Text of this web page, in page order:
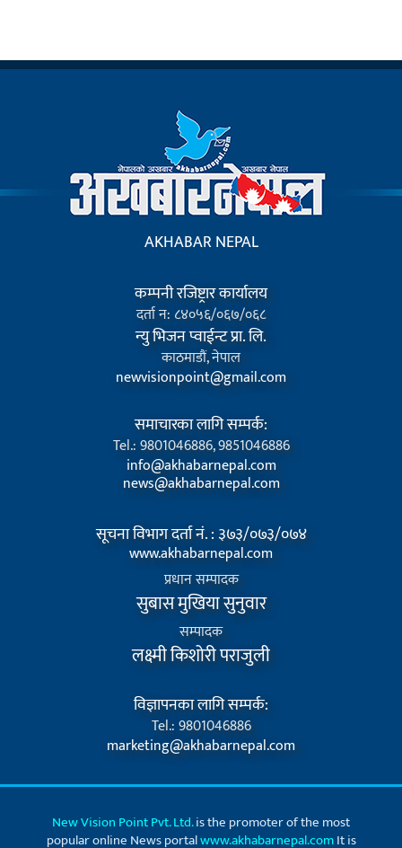
AKHABAR NEPAL
कम्पनी रजिष्ट्रार कार्यालय
दर्ता न: ८४०५६/०६७/०६८
न्यु भिजन प्वाईन्ट प्रा. लि.
काठमाडौं, नेपाल
newvisionpoint@gmail.com
समाचारका लागि सम्पर्क:
Tel.: 9801046886, 9851046886
info@akhabarnepal.com
news@akhabarnepal.com
सूचना विभाग दर्ता नं. : ३७३/०७३/०७४
www.akhabarnepal.com
प्रधान सम्पादक
सुबास मुखिया सुनुवार
सम्पादक
लक्ष्मी किशोरी पराजुली
विज्ञापनका लागि सम्पर्क:
Tel.: 9801046886
marketing@akhabarnepal.com
New Vision Point Pvt. Ltd.is the promoter of the most
popular online News portalwww.akhabarnepal.comIt is